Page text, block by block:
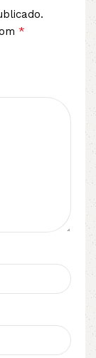
*